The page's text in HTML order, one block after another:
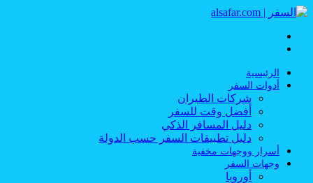
الرئيسية
أدوات السفر
شركات الطيران
أفضل وقت للسفر
دليل المسافر الذكي
دليل تطبيقات السفر حسب الدولة
أسرار ووجهات مخفية
وجهات السفر
أوروبا